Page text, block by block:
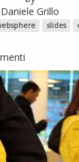
Daniele Grillo
slides